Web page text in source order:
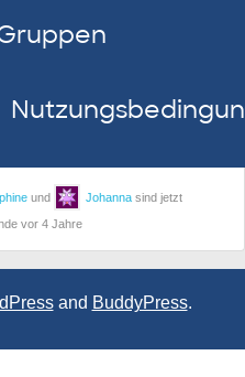
und Johanna sind jetzt
vor 4 Jahre
and BuddyPress.